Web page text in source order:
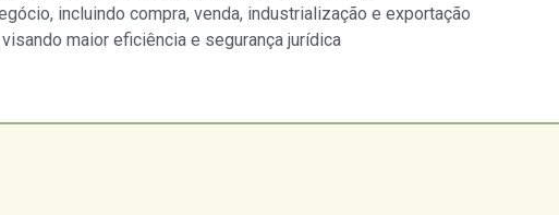
incluindo compra, venda, industrialização e exportação
maior eficiência e segurança jurídica